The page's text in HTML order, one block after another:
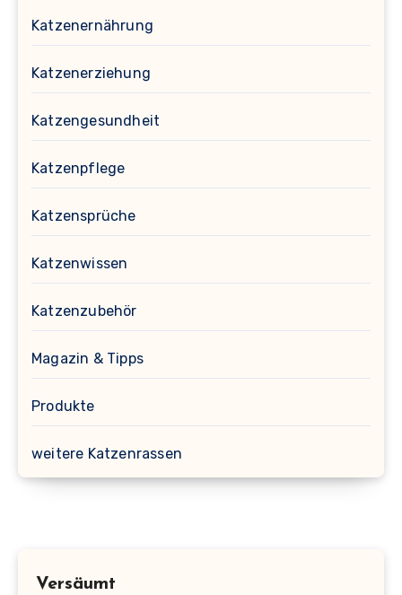
Katzenernährung
Katzenerziehung
Katzengesundheit
Katzenpflege
Katzensprüche
Katzenwissen
Katzenzubehör
Magazin & Tipps
Produkte
weitere Katzenrassen
Versäumt